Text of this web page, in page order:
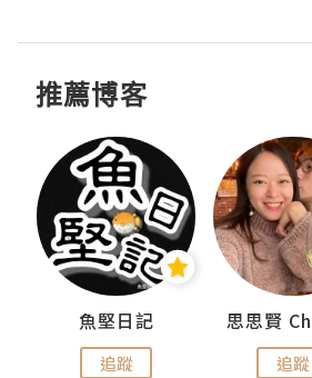
推薦博客
魚堅日記
追蹤 追蹤